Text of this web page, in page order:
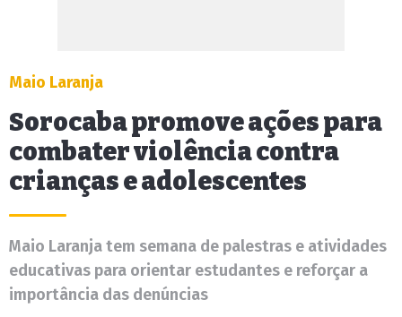
Maio Laranja
Sorocaba promove ações para
combater violência contra
crianças e adolescentes
Maio Laranja tem semana de palestras e atividades
educativas para orientar estudantes e reforçar a
importância das denúncias